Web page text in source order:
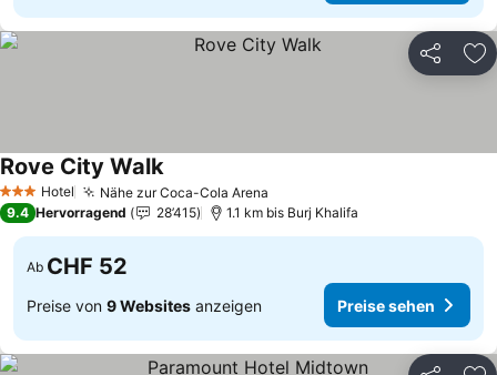
Teilen
3 SterneHotel Nähe zur Coca-Cola Arena
Rove City Walk
9.4 Hervorragend 28’415 1.1 km bis Burj Khalifa
Ab CHF 52
Preise von 9 Websites anzeigen Preise sehen